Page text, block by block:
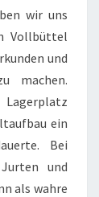
wir uns
Vollbüttel
und
machen.
ein
Bei
und
als wahre